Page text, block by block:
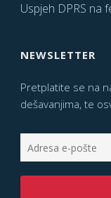
Uspjeh DPRS na
NEWSLETTER
Pretplatite se na
dešavanjima, te